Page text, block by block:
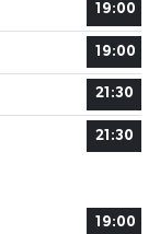
19:00
19:00
21:30
21:30
19:00